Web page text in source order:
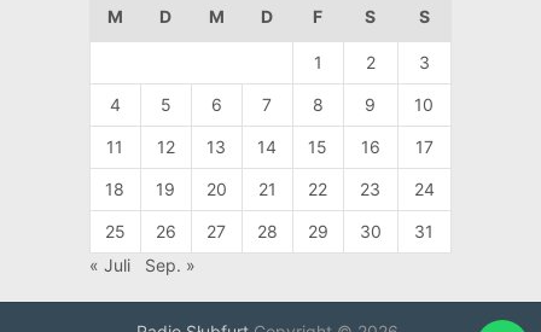
M D M D F S S
1 2 3
4 5 6 7 8 9 10
11 12 13 14 15 16 17
18 19 20 21 22 23 24
25 26 27 28 29 30
31
« Juli
Sep. »